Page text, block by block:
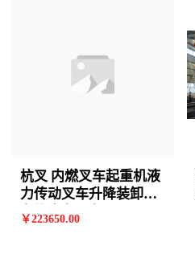
杭叉 内燃叉车起重机液
力传动叉车升降装卸铲
车堆高车叉车
￥223650.00